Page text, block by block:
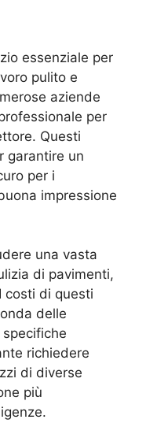
essenziale per
pulito e
aziende
per
Questi
garantire un
per i
impressione
una vasta
di pavimenti,
costi di questi
delle
specifiche
richiedere
di diverse
più